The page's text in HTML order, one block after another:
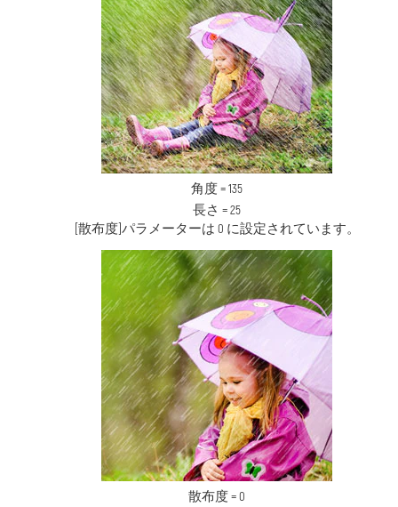
角度 = 135
長さ = 25
[散布度]パラメーターは 0 に設定されています。
散布度 = 0